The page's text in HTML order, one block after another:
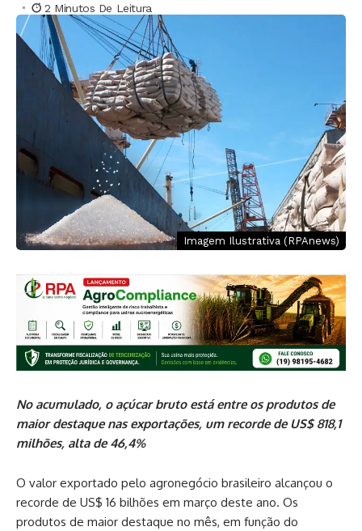
2 Minutos De Leitura
Imagem Ilustrativa (RPAnews)
No acumulado, o açúcar bruto está entre os produtos de
maior destaque nas exportações, um recorde de US$ 818,1
milhões, alta de 46,4%
O valor exportado pelo agronegócio brasileiro alcançou o
recorde de US$ 16 bilhões em março deste ano. Os
produtos de maior destaque no mês, em função do